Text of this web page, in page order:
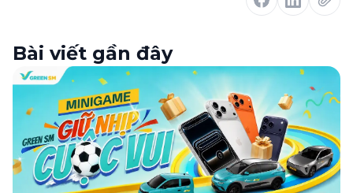
Bài viết gần đây